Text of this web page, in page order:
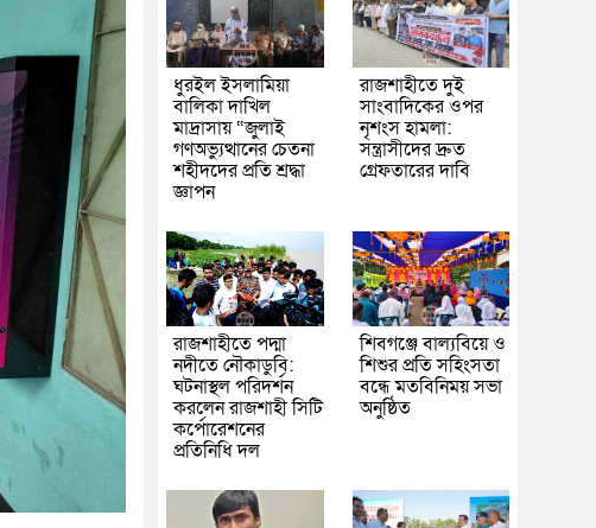
ধুরইল ইসলামিয়া
বালিকা দাখিল
মাদ্রাসায় “জুলাই
গণঅভ্যুত্থানের চেতনা
শহীদদের প্রতি শ্রদ্ধা
জ্ঞাপন
রাজশাহীতে দুই
সাংবাদিকের ওপর
নৃশংস হামলা:
সন্ত্রাসীদের দ্রুত
গ্রেফতারের দাবি
রাজশাহীতে পদ্মা
নদীতে নৌকাডুবি:
ঘটনাস্থল পরিদর্শন
করলেন রাজশাহী সিটি
কর্পোরেশনের
প্রতিনিধি দল
শিবগঞ্জে বাল্যবিয়ে ও
শিশুর প্রতি সহিংসতা
বন্ধে মতবিনিময় সভা
অনুষ্ঠিত